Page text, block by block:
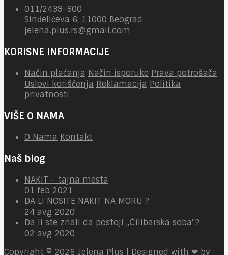
011/2439-600
Sinđelićeva 6, 11000 Beograd
jelena.plus.rs@gmail.com
KORISNE INFORMACIJE
Način plaćanja Način isporuke Prava potrošača
Uslovi korišćenja Reklamacija Politika
privatnosti
VIŠE O NAMA
O Nama Kontakt
Naš blog
NAKIT – tajna mesta
01 feb 2021
DA LI NOSITE NAKIT NA MORU ?
24 avg 2020
Da li ste znali da postoji „Ćilibarska soba“?
02 avg 2020
Copyright © 2026 Jelena Plus | Designed with ❤ by